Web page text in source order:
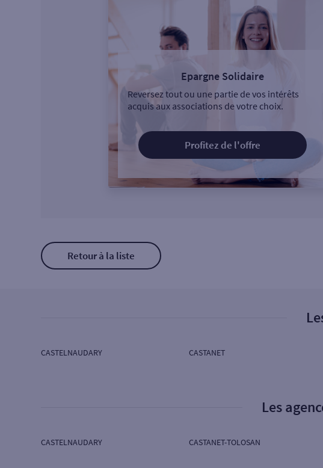
Epargne Solidaire
Reversez tout ou une partie de vos intérêts
acquis aux associations de votre choix.
Profitez de l'offre
Retour à la liste
CASTELNAUDARY CASTANET
Les
CASTELNAUDARY CASTANET-TOLOSAN